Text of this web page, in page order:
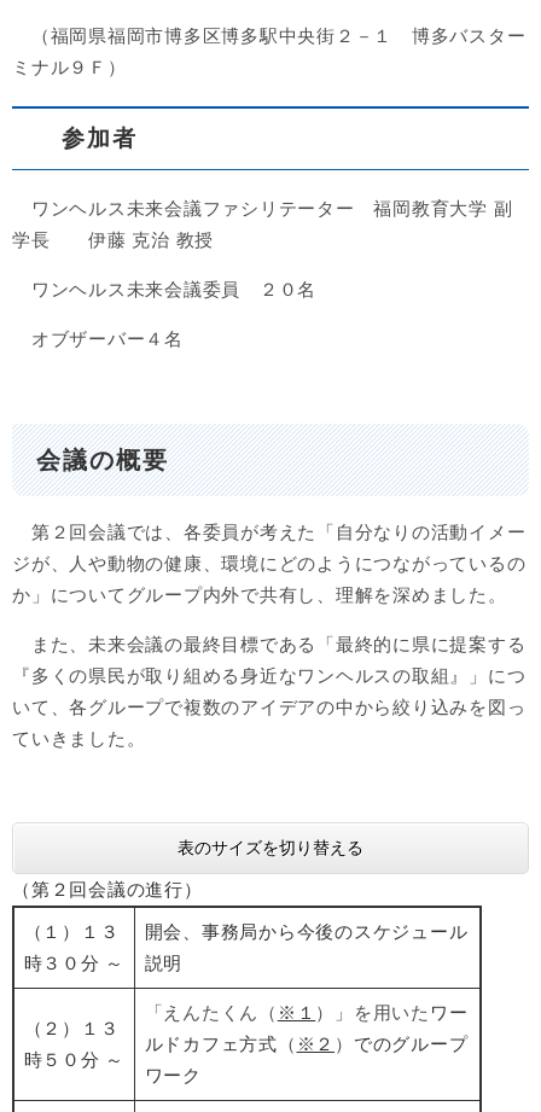
（福岡県福岡市博多区博多駅中央街２－１ 博多バスター
ミナル９Ｆ）
参加者
ワンヘルス未来会議ファシリテーター 福岡教育大学 副
学長 伊藤 克治 教授
ワンヘルス未来会議委員 ２０名
オブザーバー４名
会議の概要
第２回会議では、各委員が考えた「自分なりの活動イメー
ジが、人や動物の健康、環境にどのようにつながっているの
か」についてグループ内外で共有し、理解を深めました。
また、未来会議の最終目標である「最終的に県に提案する
『多くの県民が取り組める身近なワンヘルスの取組』」につ
いて、各グループで複数のアイデアの中から絞り込みを図っ
ていきました。
表のサイズを切り替える
（第２回会議の進行）
（１）１３
時３０分 ～
開会、事務局から今後のスケジュール
説明
（２）１３
時５０分 ～
「えんたくん（ ※１ ）」を用いた ワー
ルドカフェ方式 （ ※２ ） でのグループ
ワーク